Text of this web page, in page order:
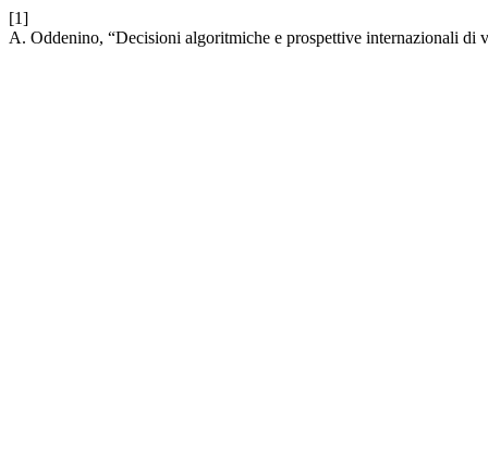
[1]
A. Oddenino, “Decisioni algoritmiche e prospettive internazionali di